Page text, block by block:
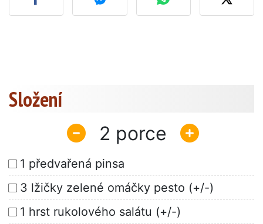
Složení
2
1 předvařená pinsa
3 lžičky zelené omáčky pesto (+/-)
1 hrst rukolového salátu (+/-)